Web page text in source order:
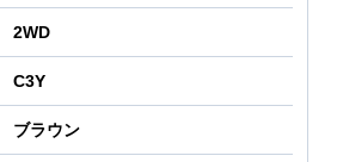
2WD
C3Y
ブラウン